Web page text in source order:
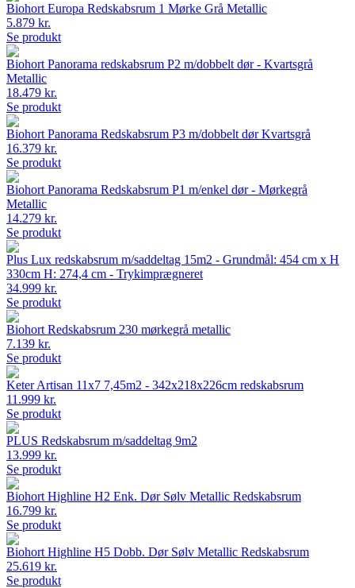
Biohort Europa Redskabsrum 1 Mørke Grå Metallic
5.879 kr.
Se produkt
Biohort Panorama redskabsrum P2 m/dobbelt dør - Kvartsgrå
Metallic
18.479 kr.
Se produkt
Biohort Panorama Redskabsrum P3 m/dobbelt dør Kvartsgrå
16.379 kr.
Se produkt
Biohort Panorama Redskabsrum P1 m/enkel dør - Mørkegrå
Metallic
14.279 kr.
Se produkt
Plus Lux redskabsrum m/saddeltag 15m2 - Grundmål: 454 cm x H
330cm H: 274,4 cm - Trykimprægneret
34.999 kr.
Se produkt
Biohort Redskabsrum 230 mørkegrå metallic
7.139 kr.
Se produkt
Keter Artisan 11x7 7,45m2 - 342x218x226cm redskabsrum
11.999 kr.
Se produkt
PLUS Redskabsrum m/saddeltag 9m2
13.999 kr.
Se produkt
Biohort Highline H2 Enk. Dør Sølv Metallic Redskabsrum
16.799 kr.
Se produkt
Biohort Highline H5 Dobb. Dør Sølv Metallic Redskabsrum
25.619 kr.
Se produkt